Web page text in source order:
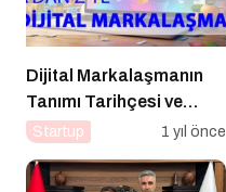
Dijital Markalaşmanın
Tanımı Tarihçesi ve
Önemi
Startup 1 yıl önce